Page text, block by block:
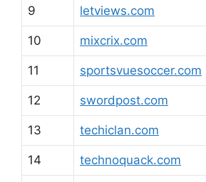
9 letviews.com
10 mixcrix.com
11 sportsvuesoccer.com
12 swordpost.com
13 techiclan.com
14 technoquack.com